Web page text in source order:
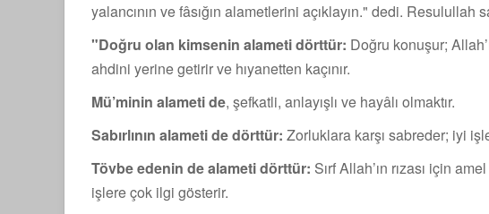
yalancının ve fâsığın alametlerini açıklayın." dedi.
"Doğru olan kimsenin alameti dörttür: Doğru konuşur;
ahdini yerine getirir ve hıyanetten kaçınır.
Mü’minin alameti de, şefkatli, anlayışlı ve hayâlı olmaktır.
Sabırlının alameti de dörttür: Zorluklara karşı sabreder; iyi
Tövbe edenin de alameti dörttür: Sırf Allah’ın rızası için
işlere çok ilgi gösterir.